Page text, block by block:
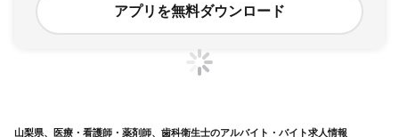
アプリを無料ダウンロード
山梨県、医療・看護師・薬剤師、歯科衛生士のアルバイト・バイト求人情報